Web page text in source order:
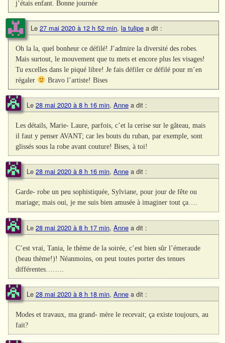
j’étais enfant. Bonne journée
Le 27 mai 2020 à 12 h 52 min, la tulipe a dit :
Oh la la, quel bonheur ce défilé! J’admire la diversité des robes.
Mais surtout, le mouvement que tu mets et encore plus les visages!
Tu excelles dans le piqué libre! Je fais défiler ce défilé pour m’en
régaler
Bravo l’artiste! Bises
Le 28 mai 2020 à 8 h 16 min, Anne a dit :
Les détails, Marie- Laure, parfois, c’et la cerise sur le gâteau, mais
il faut y penser AVANT; car les bouts du ruban, par exemple, sont
glissés sous la robe avant couture! Bises, à toi!
Le 28 mai 2020 à 8 h 16 min, Anne a dit :
Garde- robe un peu sophistiquée, Sylviane, pour jour de fête ou
mariage; mais oui, je me suis bien amusée à imaginer tout ça….
Le 28 mai 2020 à 8 h 17 min, Anne a dit :
C’est vrai, Tania, le thème de la soirée, c’est bien sûr l’émeraude
(beau thème!)! Néanmoins, on peut toutes porter des tenues
différentes……..
Le 28 mai 2020 à 8 h 18 min, Anne a dit :
Modes et travaux, ma grand- mère le recevait; ça existe toujours, au
fait?